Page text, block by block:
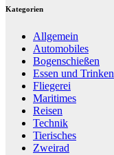
Kategorien
Allgemein
Automobiles
Bogenschießen
Essen und Trinken
Fliegerei
Maritimes
Reisen
Technik
Tierisches
Zweirad